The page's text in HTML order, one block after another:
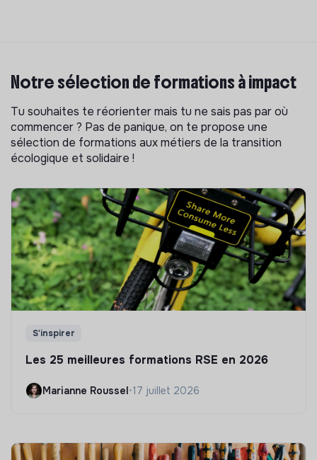
Notre sélection de formations à impact
Tu souhaites te réorienter mais tu ne sais pas par où
commencer ? Pas de panique, on te propose une
sélection de formations aux métiers de la transition
écologique et solidaire !
S'inspirer
Les 25 meilleures formations RSE en 2026
Marianne Roussel•17 juillet 2026